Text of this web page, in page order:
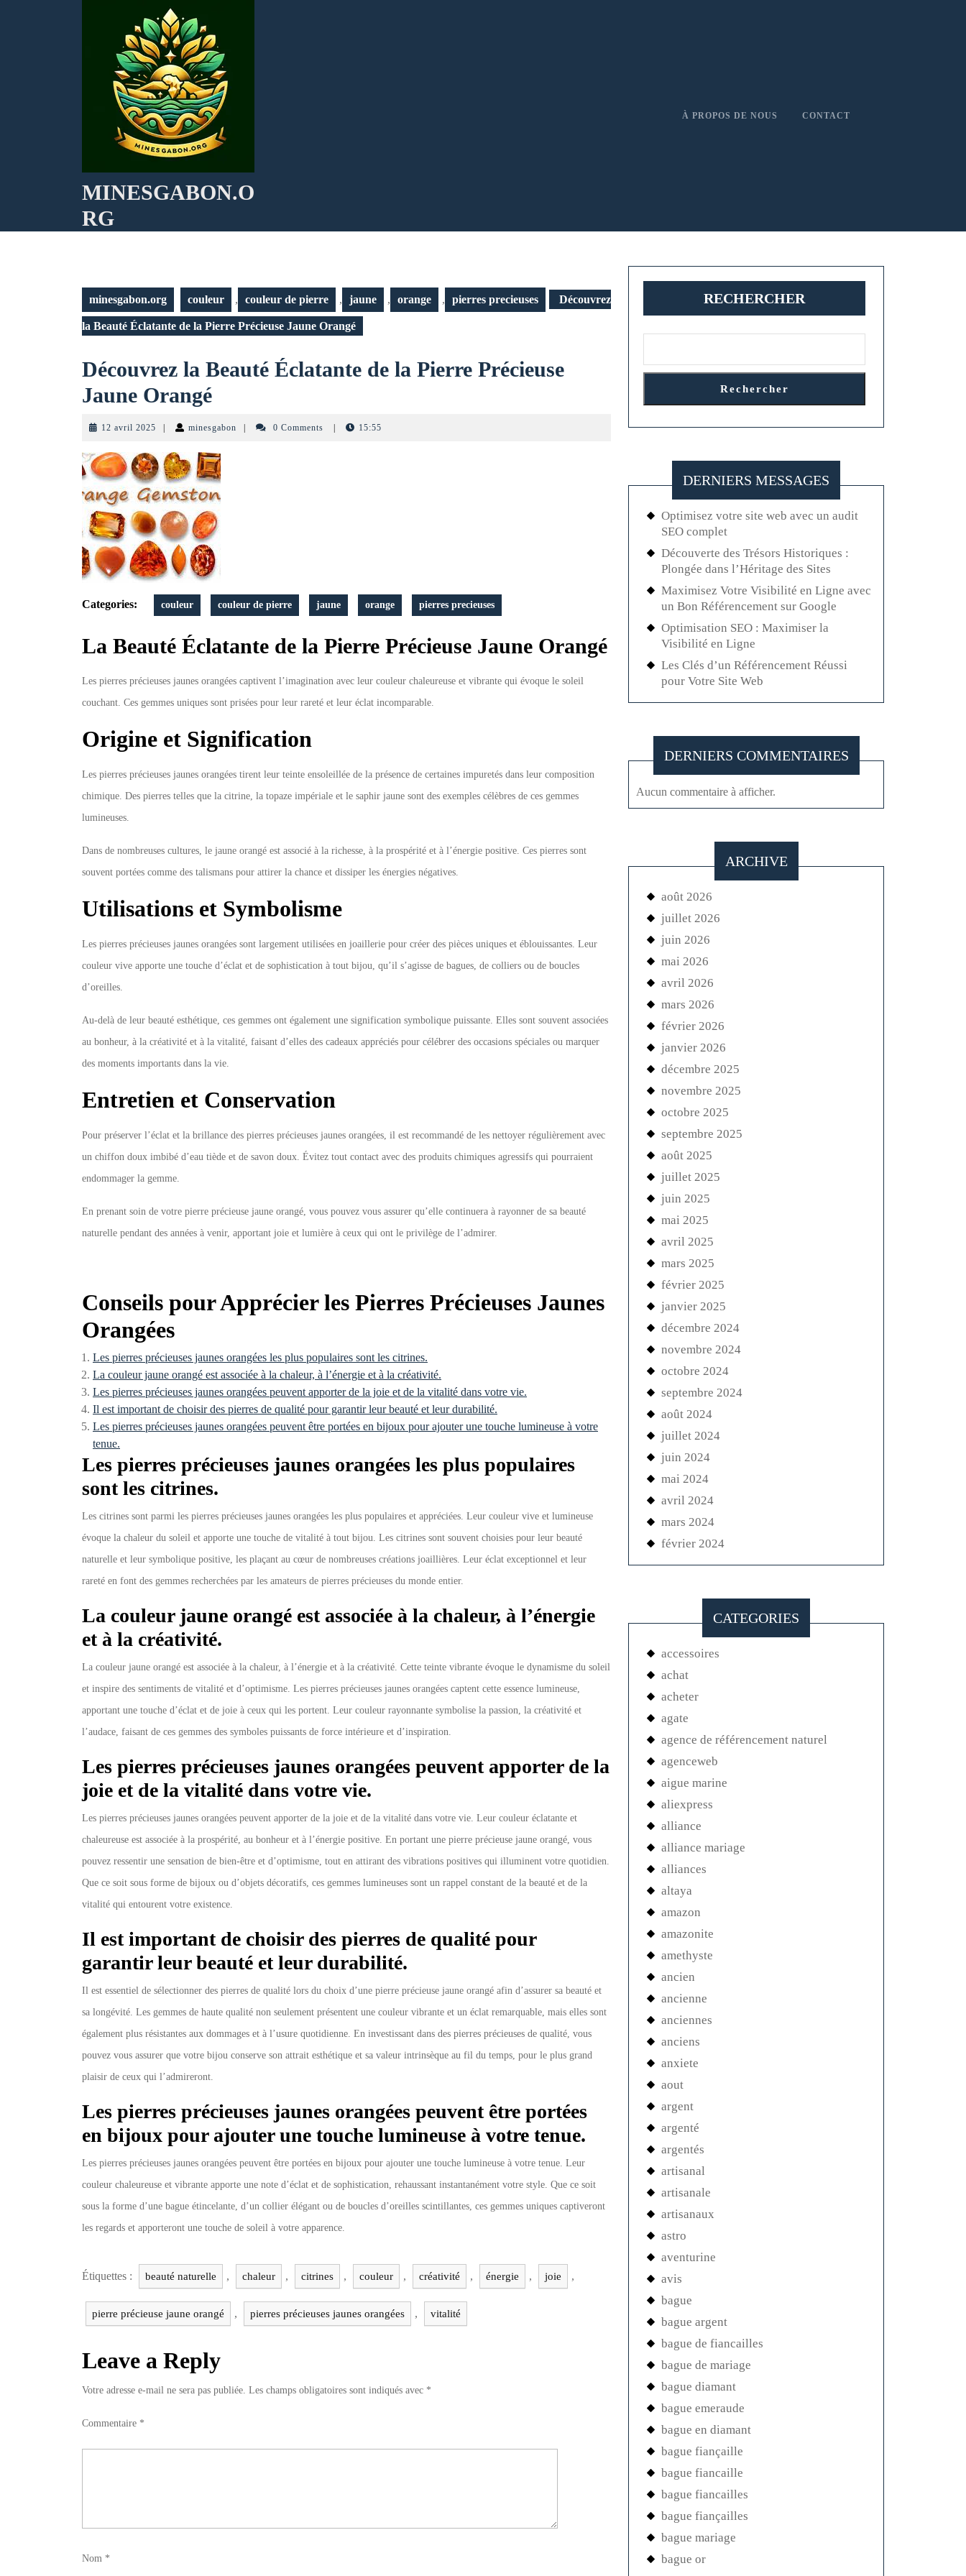
MINESGABON.O
RG
À PROPOS DE NOUS CONTACT
minesgabon.org couleur , couleur de pierre , jaune , orange , pierres precieuses Découvrez
la Beauté Éclatante de la Pierre Précieuse Jaune Orangé
Découvrez la Beauté Éclatante de la Pierre Précieuse
Jaune OrangéDécouvrez
la
Beauté
Éclatante
de
la
Pierre
Précieuse
Jaune
12 avril 2025 12
2025
minesgabon minesgabon0 Comments 15:55
Categories: couleur couleur de pierre jaune orange pierres precieuses
La Beauté Éclatante de la Pierre Précieuse Jaune Orangé
Les pierres précieuses jaunes orangées captivent l’imagination avec leur couleur chaleureuse et vibrante qui évoque le soleil
couchant. Ces gemmes uniques sont prisées pour leur rareté et leur éclat incomparable.
Origine et Signification
Les pierres précieuses jaunes orangées tirent leur teinte ensoleillée de la présence de certaines impuretés dans leur composition
chimique. Des pierres telles que la citrine, la topaze impériale et le saphir jaune sont des exemples célèbres de ces gemmes
lumineuses.
Dans de nombreuses cultures, le jaune orangé est associé à la richesse, à la prospérité et à l’énergie positive. Ces pierres sont
souvent portées comme des talismans pour attirer la chance et dissiper les énergies négatives.
Utilisations et Symbolisme
Les pierres précieuses jaunes orangées sont largement utilisées en joaillerie pour créer des pièces uniques et éblouissantes. Leur
couleur vive apporte une touche d’éclat et de sophistication à tout bijou, qu’il s’agisse de bagues, de colliers ou de boucles
d’oreilles.
Au-delà de leur beauté esthétique, ces gemmes ont également une signification symbolique puissante. Elles sont souvent associées
au bonheur, à la créativité et à la vitalité, faisant d’elles des cadeaux appréciés pour célébrer des occasions spéciales ou marquer
des moments importants dans la vie.
Entretien et Conservation
Pour préserver l’éclat et la brillance des pierres précieuses jaunes orangées, il est recommandé de les nettoyer régulièrement avec
un chiffon doux imbibé d’eau tiède et de savon doux. Évitez tout contact avec des produits chimiques agressifs qui pourraient
endommager la gemme.
En prenant soin de votre pierre précieuse jaune orangé, vous pouvez vous assurer qu’elle continuera à rayonner de sa beauté
naturelle pendant des années à venir, apportant joie et lumière à ceux qui ont le privilège de l’admirer.
Conseils pour Apprécier les Pierres Précieuses Jaunes
Orangées
Les pierres précieuses jaunes orangées les plus populaires sont les citrines.
La couleur jaune orangé est associée à la chaleur, à l’énergie et à la créativité.
Les pierres précieuses jaunes orangées peuvent apporter de la joie et de la vitalité dans votre vie.
Il est important de choisir des pierres de qualité pour garantir leur beauté et leur durabilité.
Les pierres précieuses jaunes orangées peuvent être portées en bijoux pour ajouter une touche lumineuse à votre
tenue.
Les pierres précieuses jaunes orangées les plus populaires
sont les citrines.
Les citrines sont parmi les pierres précieuses jaunes orangées les plus populaires et appréciées. Leur couleur vive et lumineuse
évoque la chaleur du soleil et apporte une touche de vitalité à tout bijou. Les citrines sont souvent choisies pour leur beauté
naturelle et leur symbolique positive, les plaçant au cœur de nombreuses créations joaillières. Leur éclat exceptionnel et leur
rareté en font des gemmes recherchées par les amateurs de pierres précieuses du monde entier.
La couleur jaune orangé est associée à la chaleur, à l’énergie
et à la créativité.
La couleur jaune orangé est associée à la chaleur, à l’énergie et à la créativité. Cette teinte vibrante évoque le dynamisme du soleil
et inspire des sentiments de vitalité et d’optimisme. Les pierres précieuses jaunes orangées captent cette essence lumineuse,
apportant une touche d’éclat et de joie à ceux qui les portent. Leur couleur rayonnante symbolise la passion, la créativité et
l’audace, faisant de ces gemmes des symboles puissants de force intérieure et d’inspiration.
Les pierres précieuses jaunes orangées peuvent apporter de la
joie et de la vitalité dans votre vie.
Les pierres précieuses jaunes orangées peuvent apporter de la joie et de la vitalité dans votre vie. Leur couleur éclatante et
chaleureuse est associée à la prospérité, au bonheur et à l’énergie positive. En portant une pierre précieuse jaune orangé, vous
pouvez ressentir une sensation de bien-être et d’optimisme, tout en attirant des vibrations positives qui illuminent votre quotidien.
Que ce soit sous forme de bijoux ou d’objets décoratifs, ces gemmes lumineuses sont un rappel constant de la beauté et de la
vitalité qui entourent votre existence.
Il est important de choisir des pierres de qualité pour
garantir leur beauté et leur durabilité.
Il est essentiel de sélectionner des pierres de qualité lors du choix d’une pierre précieuse jaune orangé afin d’assurer sa beauté et
sa longévité. Les gemmes de haute qualité non seulement présentent une couleur vibrante et un éclat remarquable, mais elles sont
également plus résistantes aux dommages et à l’usure quotidienne. En investissant dans des pierres précieuses de qualité, vous
pouvez vous assurer que votre bijou conserve son attrait esthétique et sa valeur intrinsèque au fil du temps, pour le plus grand
plaisir de ceux qui l’admireront.
Les pierres précieuses jaunes orangées peuvent être portées
en bijoux pour ajouter une touche lumineuse à votre tenue.
Les pierres précieuses jaunes orangées peuvent être portées en bijoux pour ajouter une touche lumineuse à votre tenue. Leur
couleur chaleureuse et vibrante apporte une note d’éclat et de sophistication, rehaussant instantanément votre style. Que ce soit
sous la forme d’une bague étincelante, d’un collier élégant ou de boucles d’oreilles scintillantes, ces gemmes uniques captiveront
les regards et apporteront une touche de soleil à votre apparence.
Étiquettes : beauté naturelle , chaleur , citrines , couleur , créativité , énergie , joie ,
pierre précieuse jaune orangé , pierres précieuses jaunes orangées , vitalité
Leave a Reply
Votre adresse e-mail ne sera pas publiée. Les champs obligatoires sont indiqués avec *
Commentaire *
Nom *
RECHERCHER
Rechercher
DERNIERS MESSAGES
Optimisez votre site web avec un audit
SEO complet
Découverte des Trésors Historiques :
Plongée dans l’Héritage des Sites
Maximisez Votre Visibilité en Ligne avec
un Bon Référencement sur Google
Optimisation SEO : Maximiser la
Visibilité en Ligne
Les Clés d’un Référencement Réussi
pour Votre Site Web
DERNIERS COMMENTAIRES
Aucun commentaire à afficher.
ARCHIVE
août 2026
juillet 2026
juin 2026
mai 2026
avril 2026
mars 2026
février 2026
janvier 2026
décembre 2025
novembre 2025
octobre 2025
septembre 2025
août 2025
juillet 2025
juin 2025
mai 2025
avril 2025
mars 2025
février 2025
janvier 2025
décembre 2024
novembre 2024
octobre 2024
septembre 2024
août 2024
juillet 2024
juin 2024
mai 2024
avril 2024
mars 2024
février 2024
CATEGORIES
accessoires
achat
acheter
agate
agence de référencement naturel
agenceweb
aigue marine
aliexpress
alliance
alliance mariage
alliances
altaya
amazon
amazonite
amethyste
ancien
ancienne
anciennes
anciens
anxiete
aout
argent
argenté
argentés
artisanal
artisanale
artisanaux
astro
aventurine
avis
bague
bague argent
bague de fiancailles
bague de mariage
bague diamant
bague emeraude
bague en diamant
bague fiançaille
bague fiancaille
bague fiancailles
bague fiançailles
bague mariage
bague or